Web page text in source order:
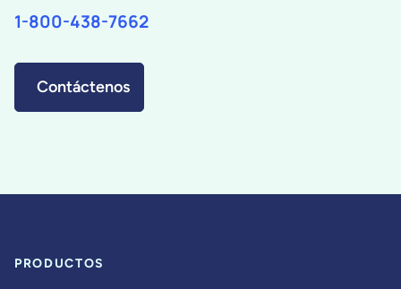
1-800-438-7662
Contáctenos
PRODUCTOS